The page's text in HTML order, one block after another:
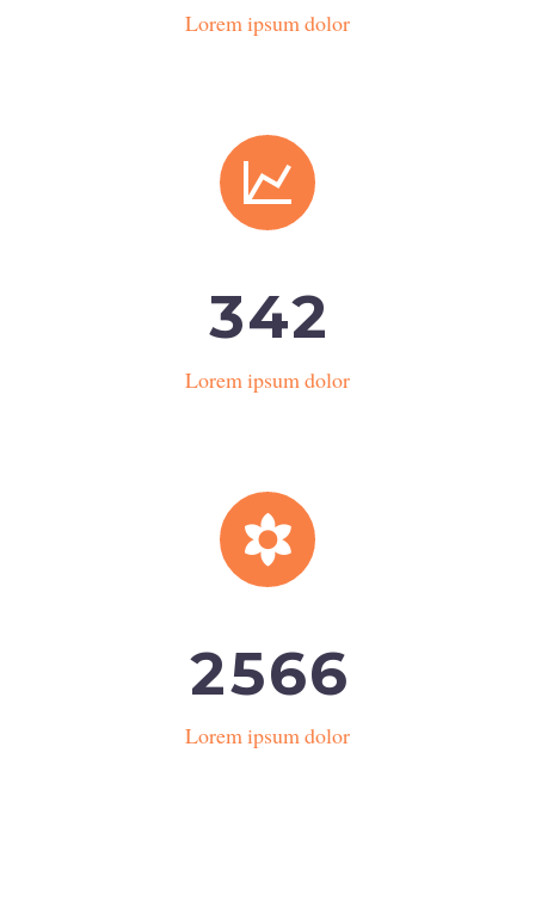
Lorem ipsum dolor


342
Lorem ipsum dolor


2566
Lorem ipsum dolor